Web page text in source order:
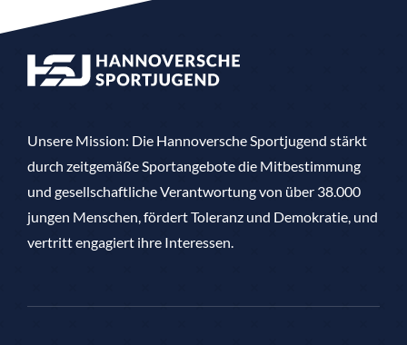
Unsere Mission: Die Hannoversche Sportjugend stärkt
durch zeitgemäße Sportangebote die Mitbestimmung
und gesellschaftliche Verantwortung von über 38.000
jungen Menschen, fördert Toleranz und Demokratie, und
vertritt engagiert ihre Interessen.